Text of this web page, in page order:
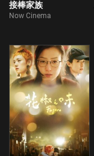
接棒家族
Now Cinema